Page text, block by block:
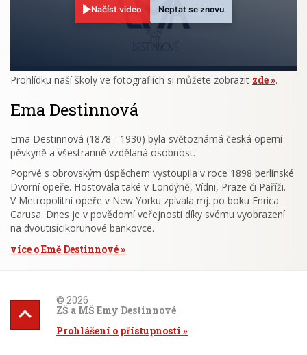
Načíst video Neptat se znovu
Prohlídku naší školy ve fotografiích si můžete zobrazit zde .
Ema Destinnová
Ema Destinnová (1878 - 1930) byla světoznámá česká operní
pěvkyně a všestranně vzdělaná osobnost.
Poprvé s obrovským úspěchem vystoupila v roce 1898 berlínské
Dvorní opeře. Hostovala také v Londýně, Vídni, Praze či Paříži.
V Metropolitní opeře v New Yorku zpívala mj. po boku Enrica
Carusa. Dnes je v povědomí veřejnosti díky svému vyobrazení
na dvoutisícikorunové bankovce.
více o Emě Destinnové
© 2026
ZŠ a MŠ Emy Destinnové
Prohlášení o přístupnosti